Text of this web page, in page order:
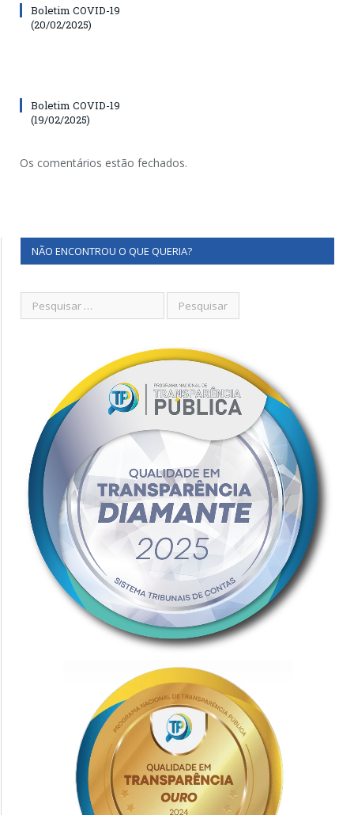
Boletim COVID-19
(20/02/2025)
Boletim COVID-19
(19/02/2025)
Os comentários estão fechados.
NÃO ENCONTROU O QUE QUERIA?